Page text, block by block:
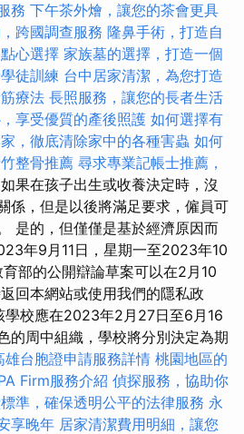
務 下午茶外燴，讓您的茶會更具
跨國調查服務 隆鼻手術，打造自
心選擇 家族墓的選擇，打造一個
徒訓練 台中居家清潔，為您打造
療法 長照服務，讓您的長者生活
享受優質的產後照護 如何選擇有
，徹底清除家中的各種害蟲 如何
整骨推薦 尋求專業記帳士推薦，
如果在孩子出生或收養決定時，沒
係，但是以後將滿足要求，僱員可
是的，但僅僅是基於經濟原因而
年9月11日，星期一至2023年10
部的公開辯論草案可以在2月10
回本網站或使用我們的隱私政
學校應在2023年2月27日至6月16
的周中組織，學校將分別決定為期
雄台胞證申請服務詳情 桃園地區的
Firm服務介紹 偵探服務，協助你
準，確保透明公平的法律服務 永
享晚年 居家清潔費用明細，讓您